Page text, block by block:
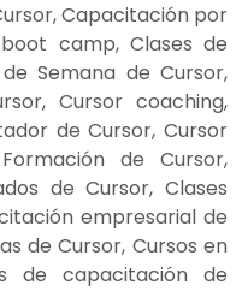
Capacitación por
camp, Clases de
Semana de Cursor,
Cursor coaching,
de Cursor, Cursor
de Cursor,
de Cursor, Clases
empresarial de
de Cursor, Cursos en
de capacitación de